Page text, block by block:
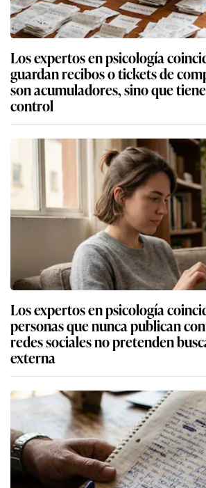
Los expertos en psicología
guardan recibos o tickets de
son acumuladores, sino que
control
Los expertos en psicología
personas que nunca publican
redes sociales no pretenden
externa